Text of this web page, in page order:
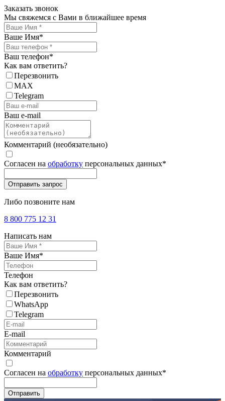
Заказать звонок
Мы свяжемся с Вами в ближайшее время
Ваше Имя*
Ваш телефон*
Как вам ответить?
Перезвонить
MAX
Telegram
Ваш e-mail
Комментарий (необязательно)
Согласен на обработку персональных данных*
Либо позвоните нам
8 800 775 12 31
Написать нам
Ваше Имя*
Телефон
Как вам ответить?
Перезвонить
WhatsApp
Telegram
E-mail
Комментарий
Согласен на обработку персональных данных*